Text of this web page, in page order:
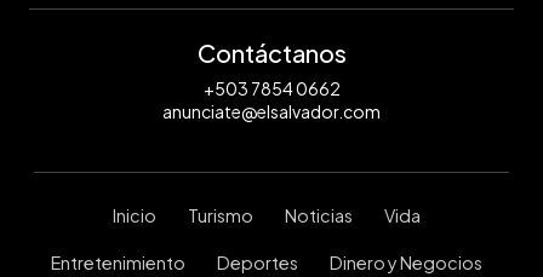
Contáctanos
+503 7854 0662
anunciate@elsalvador.com
Inicio Turismo Noticias Vida
Entretenimiento Deportes Dinero y Negocios